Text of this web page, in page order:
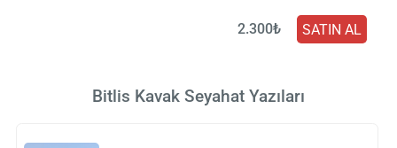
2.300₺ SATIN AL
Bitlis Kavak Seyahat Yazıları